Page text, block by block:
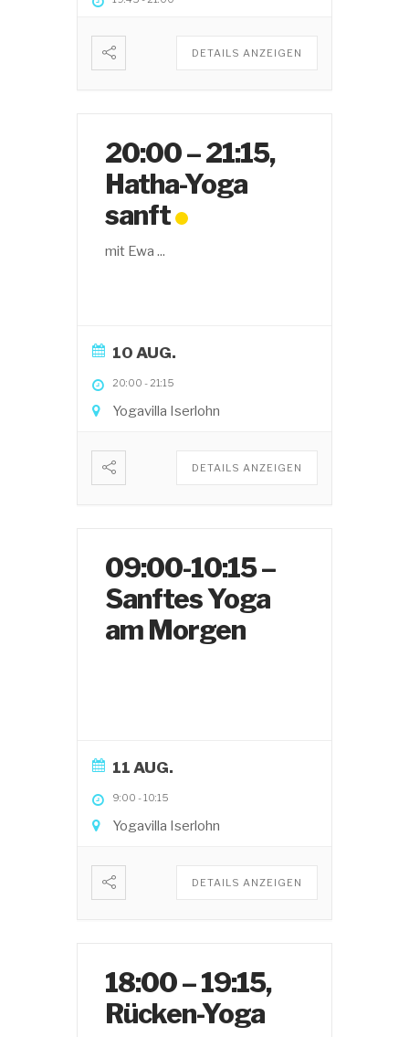
DETAILS ANZEIGEN
20:00 – 21:15,
Hatha-Yoga
sanft
mit Ewa ...
10 AUG.
20:00 - 21:15
Yogavilla Iserlohn
DETAILS ANZEIGEN
09:00-10:15 –
Sanftes Yoga
am Morgen
11 AUG.
9:00 -10:15
Yogavilla Iserlohn
DETAILS ANZEIGEN
18:00 – 19:15,
Rücken-Yoga